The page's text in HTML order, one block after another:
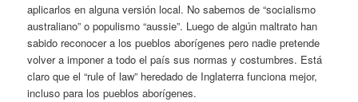
aplicarlos en alguna versión local. No sabemos de “socialismo
australiano” o populismo “aussie”. Luego de algún maltrato han
sabido reconocer a los pueblos aborígenes pero nadie pretende
volver a imponer a todo el país sus normas y costumbres. Está
claro que el “rule of law” heredado de Inglaterra funciona mejor,
incluso para los pueblos aborígenes.